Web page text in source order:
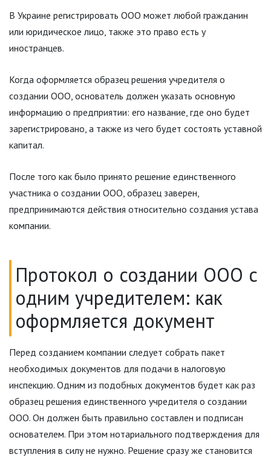
В Украине регистрировать ООО может любой гражданин
или юридическое лицо, также это право есть у
иностранцев.
Когда оформляется образец решения учредителя о
создании ООО, основатель должен указать основную
информацию о предприятии: его название, где оно будет
зарегистрировано, а также из чего будет состоять уставной
капитал.
После того как было принято решение единственного
участника о создании ООО, образец заверен,
предпринимаются действия относительно создания устава
компании.
Протокол о создании ООО с
одним учредителем: как
оформляется документ
Перед созданием компании следует собрать пакет
необходимых документов для подачи в налоговую
инспекцию. Одним из подобных документов будет как раз
образец решения единственного учредителя о создании
ООО. Он должен быть правильно составлен и подписан
основателем. При этом нотариального подтверждения для
вступления в силу не нужно. Решение сразу же становится